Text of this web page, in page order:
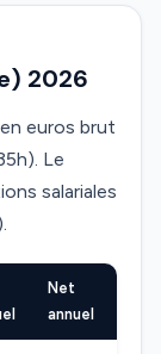
2026
euros brut
Le
salariales
Net
annuel